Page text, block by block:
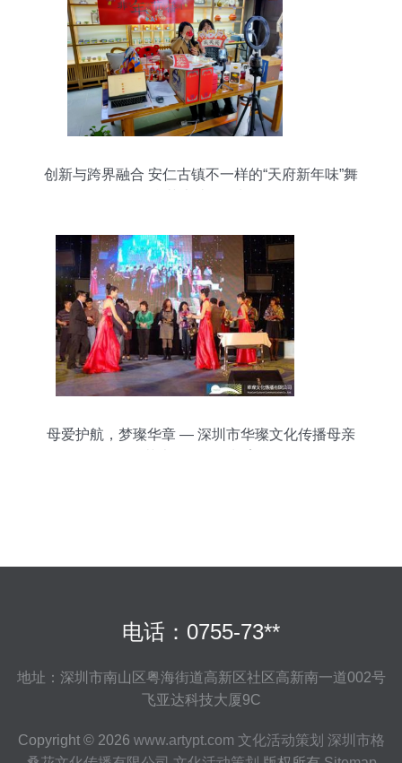
创新与跨界融合 安仁古镇不一样的“天府新年味”舞
母爱护航，梦璨华章 — 深圳市华璨文化传播母亲
电话：0755-73**
地址：深圳市南山区粤海街道高新区社区高新南一道002号
飞亚达科技大厦9C
Copyright © 2026 www.artypt.com 文化活动策划 深圳市格